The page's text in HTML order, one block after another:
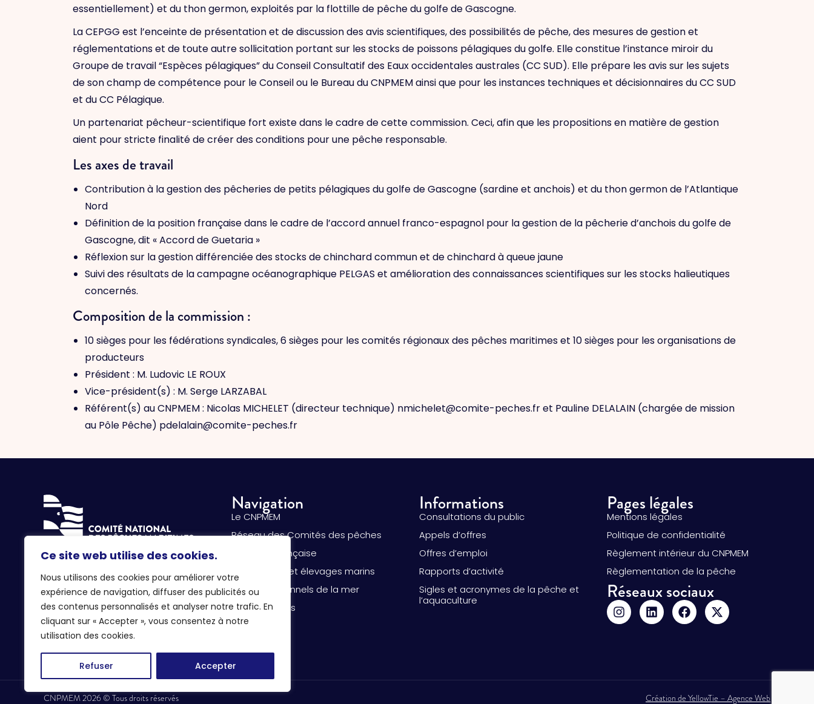
Ce site web utilise des cookies.
Nous utilisons des cookies pour améliorer votre
expérience de navigation, diffuser des publicités ou
des contenus personnalisés et analyser notre trafic. En
cliquant sur « Accepter », vous consentez à notre
utilisation des cookies.
Refuser Accepter
essentiellement) et du thon germon, exploités par la flottille de pêche du golfe de Gascogne.
La CEPGG est l’enceinte de présentation et de discussion des avis scientifiques, des possibilités de pêche, des mesures de gestion et
réglementations et de toute autre sollicitation portant sur les stocks de poissons pélagiques du golfe. Elle constitue l’instance miroir du
Groupe de travail “Espèces pélagiques” du Conseil Consultatif des Eaux occidentales australes (CC SUD). Elle prépare les avis sur les sujets
de son champ de compétence pour le Conseil ou le Bureau du CNPMEM ainsi que pour les instances techniques et décisionnaires du CC SUD
et du CC Pélagique.
Un partenariat pêcheur-scientifique fort existe dans le cadre de cette commission. Ceci, afin que les propositions en matière de gestion
aient pour stricte finalité de créer des conditions pour une pêche responsable.
Les axes de travail
Contribution à la gestion des pêcheries de petits pélagiques du golfe de Gascogne (sardine et anchois) et du thon germon de l’Atlantique
Nord
Définition de la position française dans le cadre de l’accord annuel franco-espagnol pour la gestion de la pêcherie d’anchois du golfe de
Gascogne, dit « Accord de Guetaria »
Réflexion sur la gestion différenciée des stocks de chinchard commun et de chinchard à queue jaune
Suivi des résultats de la campagne océanographique PELGAS et amélioration des connaissances scientifiques sur les stocks halieutiques
concernés.
Composition de la commission :
10 sièges pour les fédérations syndicales, 6 sièges pour les comités régionaux des pêches maritimes et 10 sièges pour les organisations de
producteurs
Président : M. Ludovic LE ROUX
Vice-président(s) : M. Serge LARZABAL
Référent(s) au CNPMEM : Nicolas MICHELET (directeur technique) nmichelet@comite-peches.fr et Pauline DELALAIN (chargée de mission
au Pôle Pêche) pdelalain@comite-peches.fr
134 avenue de Malakoff
75116 Paris
01 72 71 18 00
CONTACTEZ-NOUS
Navigation
Le CNPMEM
Réseau des Comités des pêches
La pêche française
Aquaculture et élevages marins
Les professionnels de la mer
Nos actualités
Informations
Consultations du public
Appels d’offres
Offres d’emploi
Rapports d’activité
Sigles et acronymes de la pêche et
l’aquaculture
Pages légales
Mentions légales
Politique de confidentialité
Règlement intérieur du CNPMEM
Règlementation de la pêche
Réseaux sociaux
CNPMEM 2026 © Tous droits réservés Création de YellowTie – Agence Web